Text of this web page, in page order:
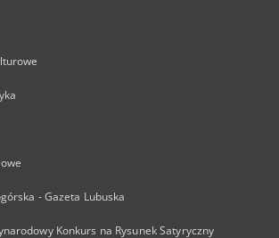
- Gazeta Lubuska
Konkurs na Rysunek Satyryczny